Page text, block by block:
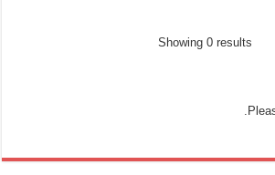
Showing 0 results